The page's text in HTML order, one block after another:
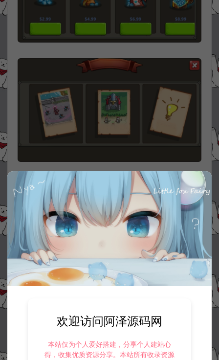
欢迎访问阿泽源码网
本站仅为个人爱好搭建，分享个人建站心
得，收集优质资源分享。本站所有收录资源